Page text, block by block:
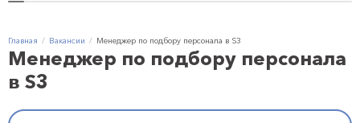
Главная Вакансии Менеджер по подбору персонала в S3
Менеджер по подбору персонала
в S3